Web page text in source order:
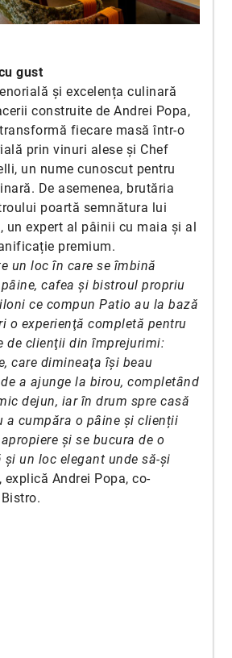
gust
și excelența culinară
construite de Andrei Popa,
fiecare masă într-o
prin vinuri alese și Chef
un nume cunoscut pentru
De asemenea, brutăria
poartă semnătura lui
un expert al pâinii cu maia și al
premium.
un loc în care se îmbină
cafea şi bistroul propriu
ce compun Patio au la bază
o experienţă completă pentru
de clienţii din împrejurimi:
care dimineaţa îşi beau
a ajunge la birou, completând
dejun, iar în drum spre casă
a cumpăra o pâine şi clienții
și se bucura de o
un loc elegant unde să-şi
explică Andrei Popa, co-